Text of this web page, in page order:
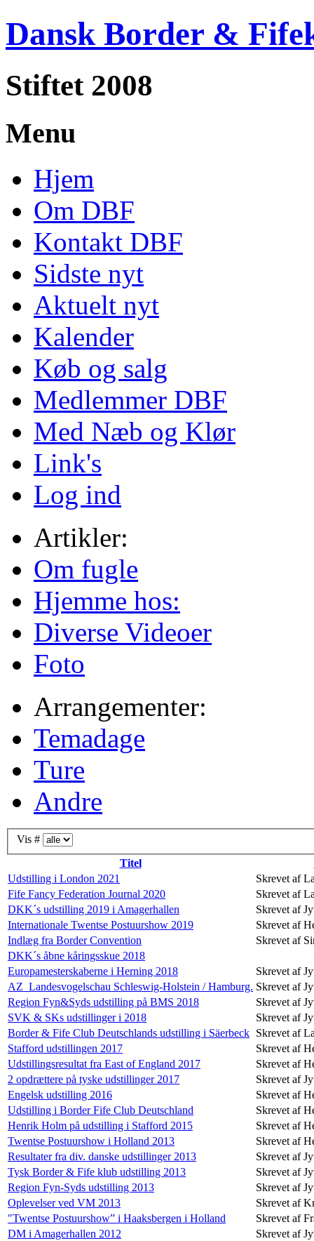
Dansk Border &
Stiftet 2008
Menu
Hjem
Om DBF
Kontakt DBF
Sidste nyt
Aktuelt nyt
Kalender
Køb og salg
Medlemmer DBF
Med Næb og Klør
Link's
Log ind
Artikler:
Om fugle
Hjemme hos:
Diverse Videoer
Foto
Arrangementer:
Temadage
Ture
Andre
Vis #
Titel
Udstilling i London 2021
Skrevet af
Fife Fancy Federation Journal 2020
Skrevet af
DKK´s udstilling 2019 i Amagerhallen
Skrevet af
Internationale Twentse Postuurshow 2019
Skrevet af
Indlæg fra Border Convention
Skrevet af
DKK´s åbne kåringsskue 2018
Europamesterskaberne i Herning 2018
Skrevet af
AZ_Landesvogelschau Schleswig-Holstein / Hamburg. Skrevet af
Region Fyn&Syds udstilling på BMS 2018
Skrevet af
SVK & SKs udstillinger i 2018
Skrevet af
Border & Fife Club Deutschlands udstilling i Säerbeck Skrevet af
Stafford udstillingen 2017
Skrevet af
Udstillingsresultat fra East of England 2017
Skrevet af
2 opdrættere på tyske udstillinger 2017
Skrevet af
Engelsk udstilling 2016
Skrevet af
Udstilling i Border Fife Club Deutschland
Skrevet af
Henrik Holm på udstilling i Stafford 2015
Skrevet af
Twentse Postuurshow i Holland 2013
Skrevet af
Resultater fra div. danske udstillinger 2013
Skrevet af
Tysk Border & Fife klub udstilling 2013
Skrevet af
Region Fyn-Syds udstilling 2013
Skrevet af
Oplevelser ved VM 2013
Skrevet af
"Twentse Postuurshow” i Haaksbergen i Holland
Skrevet af
DM i Amagerhallen 2012
Skrevet af